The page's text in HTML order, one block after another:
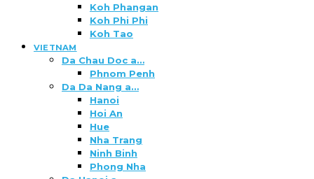
Koh Phangan
Koh Phi Phi
Koh Tao
VIETNAM
Da Chau Doc a…
Phnom Penh
Da Da Nang a…
Hanoi
Hoi An
Hue
Nha Trang
Ninh Binh
Phong Nha